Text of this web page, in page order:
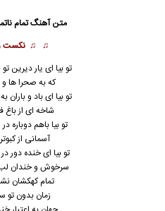
متن آهنگ تمام
♫ ♫ نکست
تو بیا ای یار دیرین
که به صحرا ها و
تو بیا ای باد و
شاخه ای از باغ
تو بیا باهم
آسمانی از
تو بیا ای خنده دور
سرخوش و خندان لب
تمام کهکشان
زمان بدون تو